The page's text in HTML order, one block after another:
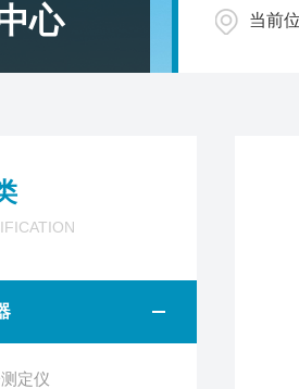
心 当前
定仪